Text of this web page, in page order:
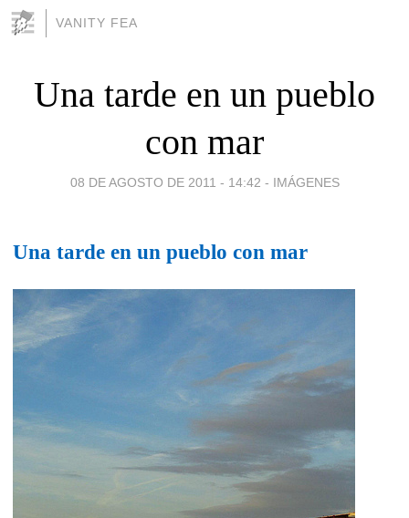
VANITY FEA
Una tarde en un pueblo
con mar
08 DE AGOSTO DE 2011 - 14:42 - IMÁGENES
Una tarde en un pueblo con mar